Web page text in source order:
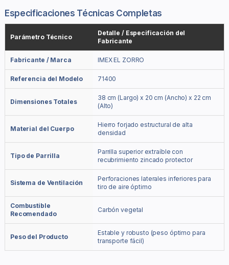
Especificaciones Técnicas Completas
Parámetro Técnico
Detalle / Especificación del
Fabricante
Fabricante / Marca IMEX EL ZORRO
Referencia del Modelo 71400
Dimensiones Totales
38 cm (Largo) x 20 cm (Ancho) x 22 cm
(Alto)
Material del Cuerpo
Hierro forjado estructural de alta
densidad
Tipo de Parrilla
Parrilla superior extraíble con
recubrimiento zincado protector
Sistema de Ventilación
Perforaciones laterales inferiores para
tiro de aire óptimo
Combustible
Recomendado
Carbón vegetal
Peso del Producto
Estable y robusto (peso óptimo para
transporte fácil)